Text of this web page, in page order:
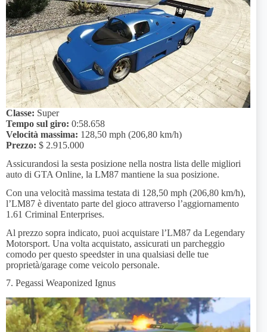
Classe: Super
Tempo sul giro: 0:58.658
Velocità massima: 128,50 mph (206,80 km/h)
Prezzo: $ 2.915.000
Assicurandosi la sesta posizione nella nostra lista delle migliori
auto di GTA Online, la LM87 mantiene la sua posizione.
Con una velocità massima testata di 128,50 mph (206,80 km/h),
l’LM87 è diventato parte del gioco attraverso l’aggiornamento
1.61 Criminal Enterprises.
Al prezzo sopra indicato, puoi acquistare l’LM87 da Legendary
Motorsport. Una volta acquistato, assicurati un parcheggio
comodo per questo speedster in una qualsiasi delle tue
proprietà/garage come veicolo personale.
7. Pegassi Weaponized Ignus